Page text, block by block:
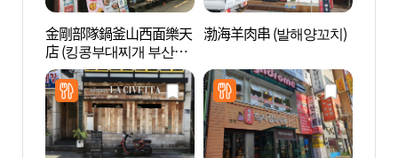
金剛部隊鍋釜山西面樂天
店 (킹콩부대찌개 부산서
면롯데)
渤海羊肉串 (발해양꼬치)